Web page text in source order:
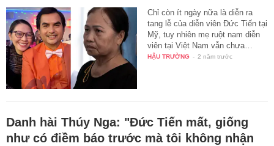
Chỉ còn ít ngày nữa là diễn ra
tang lễ của diễn viên Đức Tiến tại
Mỹ, tuy nhiên mẹ ruột nam diễn
viên tại Việt Nam vẫn chưa…
HẬU TRƯỜNG - 2 năm trước
Danh hài Thúy Nga: "Đức Tiến mất, giống
như có điềm báo trước mà tôi không nhận